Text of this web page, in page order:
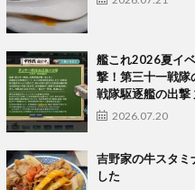
艦これ2026夏イ
撃！第三十一戦隊
戦隊駆逐艦の出
2026.07.20
吉野家の牛スタミ
した